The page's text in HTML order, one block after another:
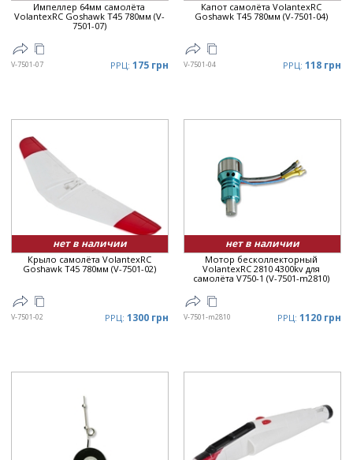
Импеллер 64мм самолёта
VolantexRC Goshawk T45 780мм (V-
7501-07)
V-7501-07 РРЦ: 175 грн
Капот самолёта VolantexRC
Goshawk T45 780мм (V-7501-04)
V-7501-04 РРЦ: 118 грн
нет в наличии
Крыло самолёта VolantexRC
Goshawk T45 780мм (V-7501-02)
V-7501-02 РРЦ: 1300 грн
нет в наличии
Мотор бесколлекторный
VolantexRC 2810 4300kv для
самолёта V750-1 (V-7501-m2810)
V-7501-m2810 РРЦ: 1120 грн